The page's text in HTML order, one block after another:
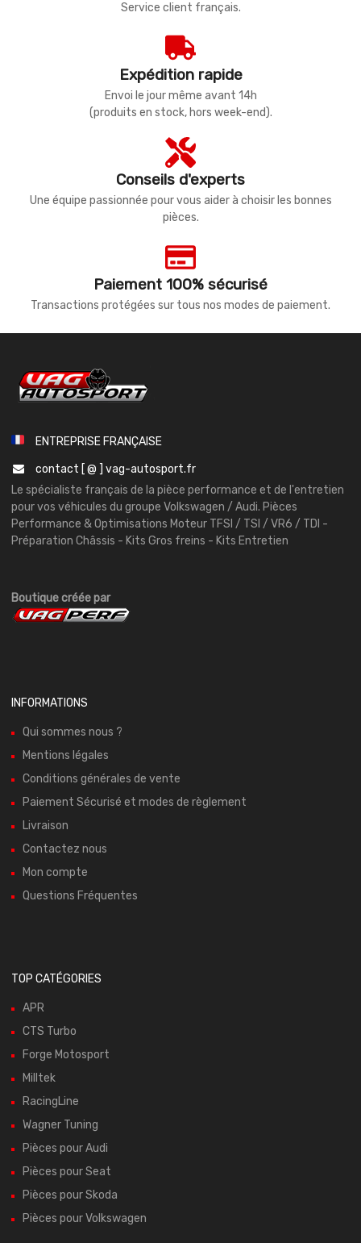
Service client français.
Expédition rapide
Envoi le jour même avant 14h
(produits en stock, hors week-end).
Conseils d'experts
Une équipe passionnée pour vous aider à choisir les bonnes
pièces.
Paiement 100% sécurisé
Transactions protégées sur tous nos modes de paiement.
ENTREPRISE FRANÇAISE
contact [ @ ] vag-autosport.fr
Le spécialiste français de la pièce performance et de l'entretien
pour vos véhicules du groupe Volkswagen / Audi. Pièces
Performance & Optimisations Moteur TFSI / TSI / VR6 / TDI -
Préparation Châssis - Kits Gros freins - Kits Entretien
Boutique créée par
INFORMATIONS
Qui sommes nous ?
Mentions légales
Conditions générales de vente
Paiement Sécurisé et modes de règlement
Livraison
Contactez nous
Mon compte
Questions Fréquentes
TOP CATÉGORIES
APR
CTS Turbo
Forge Motosport
Milltek
RacingLine
Wagner Tuning
Pièces pour Audi
Pièces pour Seat
Pièces pour Skoda
Pièces pour Volkswagen